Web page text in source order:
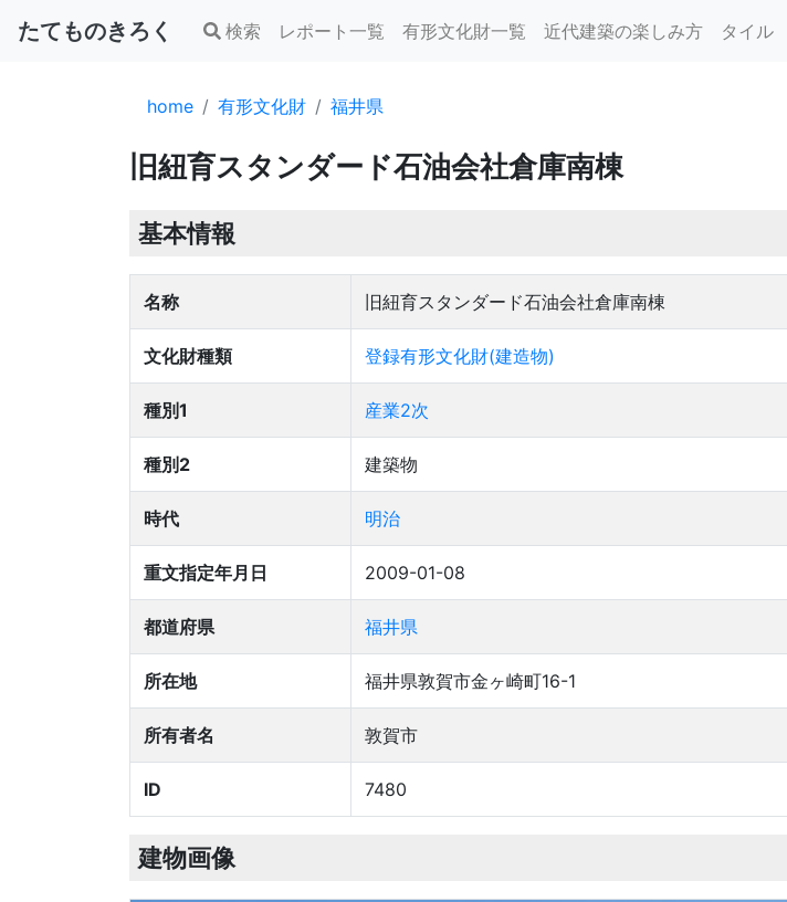
たてものきろく 検索 レポート一覧 有形文化財一覧 近代建築の楽しみ方 タイル
home 有形文化財 福井県
旧紐育スタンダード石油会社倉庫南棟
基本情報
名称 旧紐育スタンダード石油会社倉庫南棟
文化財種類 登録有形文化財(建造物)
種別1 産業2次
種別2 建築物
時代 明治
重文指定年月日 2009-01-08
都道府県 福井県
所在地 福井県敦賀市金ヶ崎町16-1
所有者名 敦賀市
ID 7480
建物画像